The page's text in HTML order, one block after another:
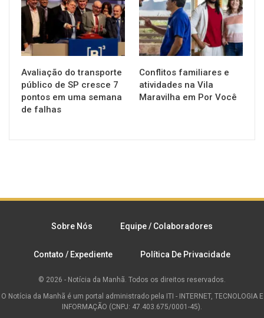
Avaliação do transporte
público de SP cresce 7
pontos em uma semana
de falhas
Conflitos familiares e
atividades na Vila
Maravilha em Por Você
Sobre Nós Equipe / Colaboradores
Contato / Expediente Política De Privacidade
© 2026 - Notícia da Manhã. Todos os direitos reservados.
O Notícia da Manhã é um portal administrado pela ITI - INTERNET, TECNOLOGIA E
INFORMAÇÃO (CNPJ: 47.403.675/0001-45).